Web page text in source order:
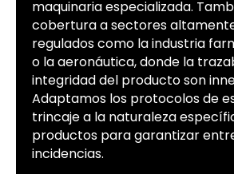
maquinaria especializada.
cobertura a sectores
regulados como la industria
o la aeronáutica, donde la
integridad del producto son
Adaptamos los protocolos de
trincaje a la naturaleza
productos para garantizar
incidencias.